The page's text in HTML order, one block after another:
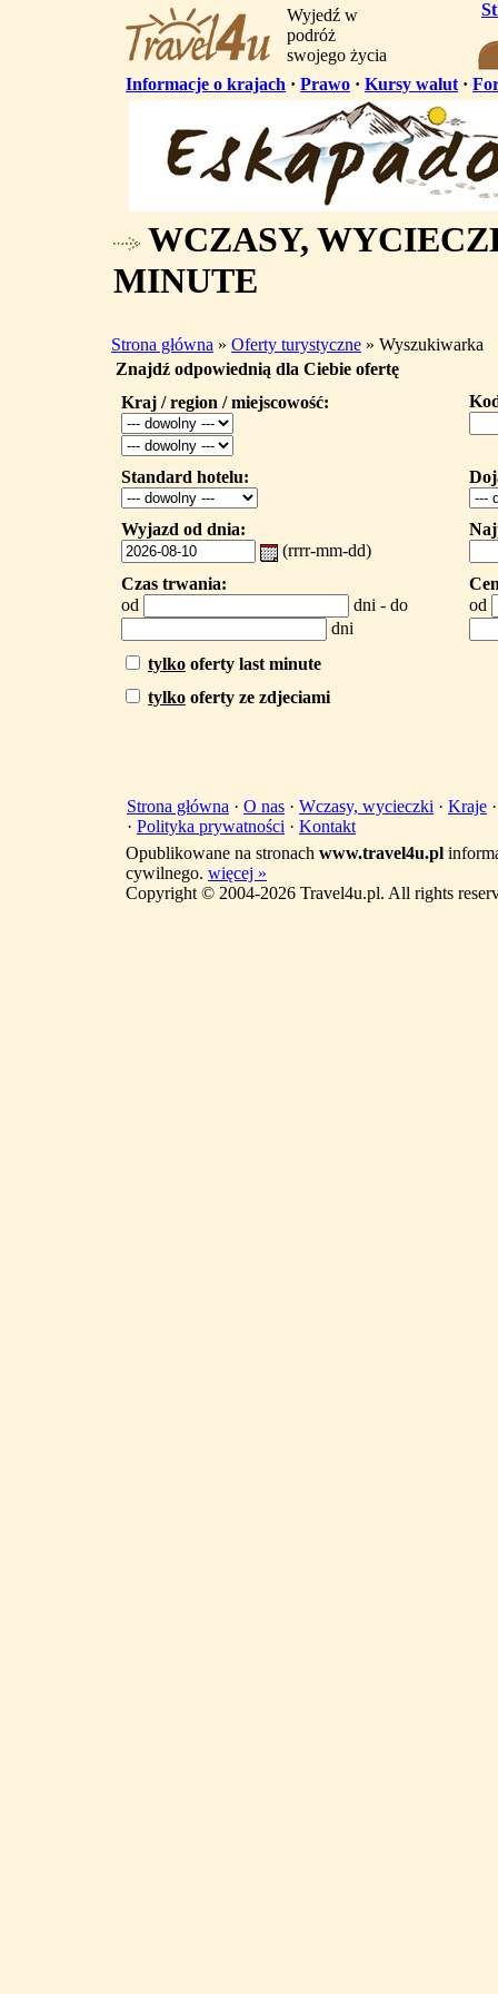
Wyjedź w
podróż
swojego życia
Informacje o krajach · Prawo · Kursy walut ·
WCZASY,
MINUTE
Strona główna » Oferty turystyczne » Wyszukiwarka
Znajdź odpowiednią dla Ciebie ofertę
Kraj / region / miejscowość:
Standard hotelu:
Wyjazd od dnia:
(rrrr-mm-dd)
Czas trwania:
od
dni - do
dni
od
tylko oferty last minute
tylko oferty ze zdjeciami
Strona główna · O nas · Wczasy, wycieczki · Kraje
· Polityka prywatności · Kontakt
Opublikowane na stronach www.travel4u.pl
cywilnego. więcej »
Copyright © 2004-2026 Travel4u.pl. All rights